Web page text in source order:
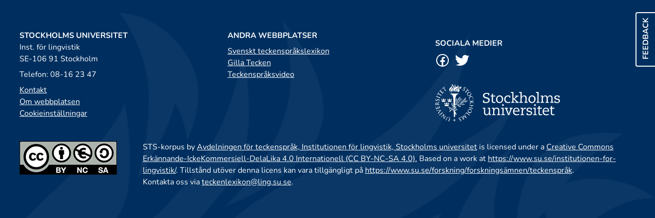
FEEDBACK
STOCKHOLMS UNIVERSITET
Inst. för lingvistik
SE-106 91 Stockholm
Telefon: 08-16 23 47
Kontakt
Om webbplatsen
Cookieinställningar
ANDRA WEBBPLATSER
Svenskt teckenspråkslexikon
Gilla Tecken
Teckenspråksvideo
SOCIALA MEDIER
STS-korpus byAvdelningen för teckenspråk, Institutionen för lingvistik, Stockholms universitetis licensed under a Creative Commons
Erkännande-IckeKommersiell-DelaLika 4.0 Internationell (CC BY-NC-SA 4.0). Based on a work at https://www.su.se/institutionen-for-
lingvistik/. Tillstånd utöver denna licens kan vara tillgängligt på https://www.su.se/forskning/forskningsämnen/teckenspråk.
Kontakta oss viateckenlexikon@ling.su.se.